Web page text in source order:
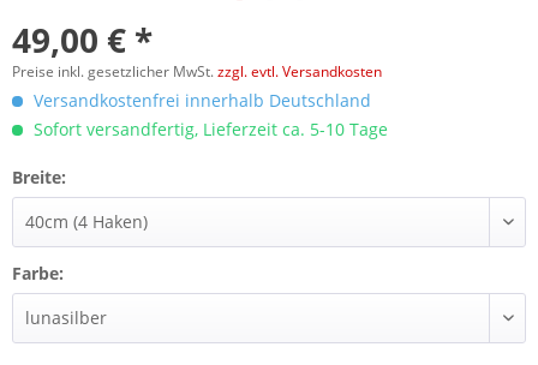
49,00 € *
Preise inkl. gesetzlicher MwSt.zzgl. evtl. Versandkosten
Versandkostenfrei innerhalb Deutschland
Sofort versandfertig, Lieferzeit ca. 5-10 Tage
Breite:
Farbe: